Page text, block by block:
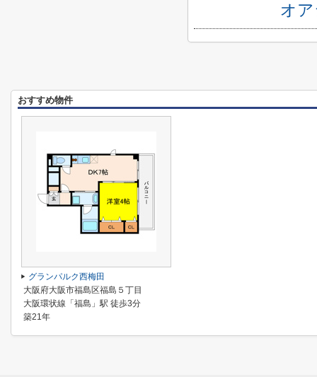
オ
おすすめ物件
グランパルク西梅田
大阪府大阪市福島区福島５丁目
大阪環状線「福島」駅 徒歩3分
築21年